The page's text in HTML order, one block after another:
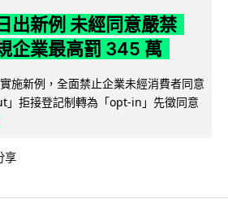
出新例 未經同意嚴禁
企業最高罰 345 萬
施新例，全面禁止企業未經消費者同意
」拒接登記制轉為「opt-in」先徵同意
享